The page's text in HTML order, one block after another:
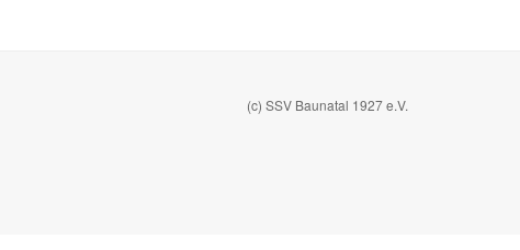
(c) SSV Baunatal 1927 e.V.